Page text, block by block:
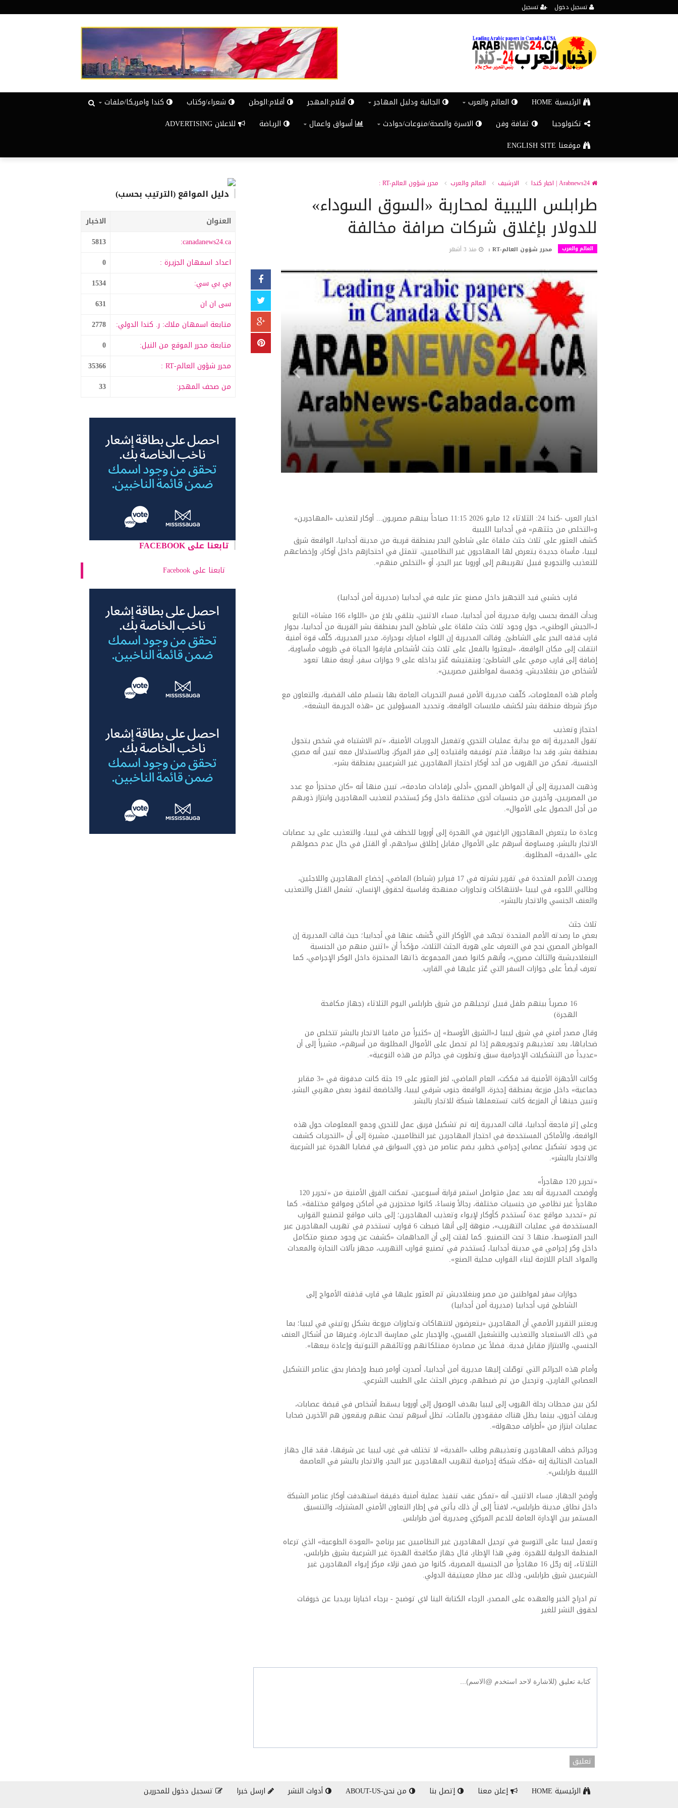
تسجيل دخول تسجيل
الرئيسية HOME العالم والعرب الجالية ودليل المهاجر أقلام:المهجر أقلام:الوطن شعراء/وكتاب
كندا وامريكا/ملفات
تكنولوجيا
ثقافة وفن الاسرة والصحة/منوعات/حوادث أسواق واعمال الرياضة
للاعلان ADVERTISING
موقعنا ENGLISH SITE
دليل المواقع (الترتيب بحسب)
العنوان
الاخبار
canadanews24.ca:
5813
اعداد اسمهان الجزيرة :
0
بي بي سي:
1534
سى ان ان
631
متابعة اسمهان ملاك: ر. كندا الدولي:
2778
متابعة محرر الموقع من النيل:
0
محرر شؤون العالم-RT :
35366
من صحف المهجر:
33
تابعنا على FACEBOOK
تابعنا على Facebook
الارشيف العالم والعرب محرر شؤون العالم-RT :
طرابلس الليبية لمحاربة «السوق السوداء»
للدولار بإغلاق شركات صرافة مخالفة
العالم والعرب محرر شؤون العالم-RT : منذ 3 أشهر
اخبار العرب -كندا 24: الثلاثاء 12 مايو 2026 11:15 صباحاً بينهم مصريون... أوكار لتعذيب «المهاجرين»
و«التخلص من جثثهم» في أجدابيا الليبية
كشف العثور على ثلاث جثث ملقاة على شاطئ البحر بمنطقة قريبة من مدينة أجدابيا، الواقعة شرق
ليبيا، مأساة جديدة يتعرض لها المهاجرون غير النظاميين، تتمثل في احتجازهم داخل أوكار، وإخضاعهم
للتعذيب والتجويع قبيل تهريبهم إلى أوروبا عبر البحر، أو «التخلص منهم».
قارب خشبي قيد التجهيز داخل مصنع عثر عليه في أجدابيا (مديرية أمن أجدابيا)
وبدأت القصة بحسب رواية مديرية أمن أجدابيا، مساء الاثنين، بتلقي بلاغ من «اللواء 166 مشاة» التابع
لـ«الجيش الوطني»، حول وجود ثلاث جثث ملقاة على شاطئ البحر بمنطقة بشر القريبة من أجدابيا، بجوار
قارب قذفه البحر على الشاطئ. وقالت المديرية إن اللواء امبارك بوحرارة، مدير المديرية، كلّف قوة أمنية
انتقلت إلى مكان الواقعة، «ليعثروا بالفعل على ثلاث جثث لأشخاص فارقوا الحياة في ظروف مأساوية،
إضافة إلى قارب مرمي على الشاطئ؛ وبتفتيشه عُثر بداخله على 9 جوازات سفر، أربعة منها تعود
لأشخاص من بنغلاديش، وخمسة لمواطنين مصريين».
وأمام هذه المعلومات، كلّفت مديرية الأمن قسم التحريات العامة بها بتسلم ملف القضية، والتعاون مع
مركز شرطة منطقة بشر لكشف ملابسات الواقعة، وتحديد المسؤولين عن «هذه الجريمة البشعة».
احتجاز وتعذيب
تقول المديرية إنه مع بداية عمليات التحري وتفعيل الدوريات الأمنية، «تم الاشتباه في شخص يتجول
بمنطقة بشر، وقد بدا مرهقاً، فتم توقيفه واقتياده إلى مقر المركز، وبالاستدلال معه تبين أنه مصري
الجنسية، تمكن من الهروب من أحد أوكار احتجاز المهاجرين غير الشرعيين بمنطقة بشر».
وذهبت المديرية إلى أن المواطن المصري «أدلى بإفادات صادمة»، تبين منها أنه «كان محتجزاً مع عدد
من المصريين، وآخرين من جنسيات أخرى مختلفة داخل وكر يُستخدم لتعذيب المهاجرين وابتزاز ذويهم
من أجل الحصول على الأموال».
وعادة ما يتعرض المهاجرون الراغبون في الهجرة إلى أوروبا للخطف في ليبيا، والتعذيب على يد عصابات
الاتجار بالبشر، ومساومة أسرهم على الأموال مقابل إطلاق سراحهم، أو القتل في حال عدم حصولهم
على «الفدية» المطلوبة.
ورصدت الأمم المتحدة في تقرير نشرته في 17 فبراير (شباط) الماضي، إخضاع المهاجرين واللاجئين،
وطالبي اللجوء في ليبيا «لانتهاكات وتجاوزات ممنهجة وقاسية لحقوق الإنسان، تشمل القتل والتعذيب
والعنف الجنسي والاتجار بالبشر».
ثلاث جثث
بعض ما رصدته الأمم المتحدة تجسّد في الأوكار التي كُشف عنها في أجدابيا؛ حيث قالت المديرية إن
المواطن المصري نجح في التعرف على هوية الجثث الثلاث، مؤكداً أن «اثنين منهم من الجنسية
البنغلاديشية والثالث مصري»، وأنهم كانوا ضمن المجموعة ذاتها المحتجزة داخل الوكر الإجرامي، كما
تعرف أيضاً على جوازات السفر التي عُثر عليها في القارب.
16 مصرياً بينهم طفل قبيل ترحيلهم من شرق طرابلس اليوم الثلاثاء (جهاز مكافحة
الهجرة)
وقال مصدر أمني في شرق ليبيا لـ«الشرق الأوسط» إن «كثيراً من مافيا الاتجار بالبشر تتخلص من
ضحاياها، بعد تعذيبهم وتجويعهم إذا لم تحصل على الأموال المطلوبة من أسرهم»، مشيراً إلى أن
«عديداً من التشكيلات الإجرامية سبق وتطورت في جرائم من هذه النوعية».
وكانت الأجهزة الأمنية قد فككت، العام الماضي، لغز العثور على 19 جثة كانت مدفونة في «3 مقابر
جماعية» داخل مزرعة بمنطقة إجخرة، الواقعة جنوب شرقي ليبيا، والخاضعة لنفوذ بعض مهربي البشر،
وتبين حينها أن المزرعة كانت تستعملها شبكة للاتجار بالبشر.
وعلى إثر فاجعة أجدابيا، قالت المديرية إنه تم تشكيل فريق عمل للتحري وجمع المعلومات حول هذه
الواقعة، والأماكن المستخدمة في احتجاز المهاجرين غير النظاميين، مشيرة إلى أن «التحريات كشفت
عن وجود تشكيل عصابي إجرامي خطير، يضم عناصر من ذوي السوابق في قضايا الهجرة غير الشرعية
والاتجار بالبشر».
«تحرير 120 مهاجراً»
وأوضحت المديرية أنه بعد عمل متواصل استمر قرابة أسبوعين، تمكنت الفرق الأمنية من «تحرير 120
مهاجراً غير نظامي من جنسيات مختلفة، رجالاً ونساءً، كانوا محتجزين في أماكن ومواقع مختلفة». كما
تم «تحديد مواقع عدة تُستخدم كأوكار لإيواء وتعذيب المهاجرين؛ إلى جانب مواقع لتصنيع القوارب
المستخدمة في عمليات التهريب»، منوهة إلى أنها ضبطت 6 قوارب تستخدم في تهريب المهاجرين عبر
البحر المتوسط، منها 3 تحت التصنيع. كما لفتت إلى أن المداهمات «كشفت عن وجود مصنع متكامل
داخل وكر إجرامي في مدينة أجدابيا، يُستخدم في تصنيع قوارب التهريب، مجهز بآلات النجارة والمعدات
والمواد الخام اللازمة لبناء القوارب محلية الصنع».
جوازات سفر لمواطنين من مصر وبنغلاديش تم العثور عليها في قارب قذفته الأمواج إلى
الشاطئ قرب أجدابيا (مديرية أمن أجدابيا)
ويعتبر التقرير الأممي أن المهاجرين «يتعرضون لانتهاكات وتجاوزات مروعة بشكل روتيني في ليبيا؛ بما
في ذلك الاستعباد والتعذيب والتشغيل القسري، والإجبار على ممارسة الدعارة، وغيرها من أشكال العنف
الجنسي، والابتزاز مقابل فدية. فضلاً عن مصادرة ممتلكاتهم ووثائقهم الثبوتية وإعادة بيعها».
وأمام هذه الجرائم التي توصّلت إليها مديرية أمن أجدابيا، أصدرت أوامر ضبط وإحضار بحق عناصر التشكيل
العصابي الفارين، وترحيل من تم ضبطهم، وعرض الجثث على الطبيب الشرعي.
لكن بين محطات رحلة الهروب إلى ليبيا بهدف الوصول إلى أوروبا يسقط أشخاص في قبضة عصابات،
ويفلت آخرون، بينما يظل هناك مفقودون بالمئات، تظل أسرهم تبحث عنهم ويقعون هم الآخرين ضحايا
عمليات ابتزاز من «أطراف مجهولة».
وجرائم خطف المهاجرين وتعذيبهم وطلب «الفدية» لا تختلف في غرب ليبيا عن شرقها، فقد قال جهاز
المباحث الجنائية إنه «فكك شبكة إجرامية لتهريب المهاجرين عبر البحر، والاتجار بالبشر في العاصمة
الليبية طرابلس».
وأوضح الجهاز، مساء الاثنين، أنه «تمكن عقب تنفيذ عملية أمنية دقيقة استهدفت أوكار عناصر الشبكة
داخل نطاق مدينة طرابلس»، لافتاً إلى أن ذلك يأتي في إطار التعاون الأمني المشترك، والتنسيق
المستمر بين الإدارة العامة للدعم المركزي ومديرية أمن طرابلس.
وتعمل ليبيا على التوسع في ترحيل المهاجرين غير النظاميين عبر برنامج «العودة الطوعية» الذي ترعاه
المنظمة الدولية للهجرة. وفي هذا الإطار، قال جهاز مكافحة الهجرة غير الشرعية بشرق طرابلس،
الثلاثاء، إنه رحّل 16 مهاجراً من الجنسية المصرية، كانوا من ضمن نزلاء مركز إيواء المهاجرين غير
الشرعيين شرق طرابلس، وذلك عبر مطار معيتيقة الدولي.
تم ادراج الخبر والعهده على المصدر، الرجاء الكتابة الينا لاي توضبح - برجاء اخبارنا بريديا عن خروقات
لحقوق النشر للغير
تعليق
الرئيسية HOME إعلن معنا إتصل بنا من نحن-ABOUT-US أدوات النشر ارسل خبرا
تسجيل دخول للمحررين